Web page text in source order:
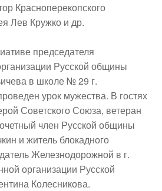
Красноперекопского
Лев Кружко и др.
председателя
Русской общины
в школе № 29 г.
урок мужества. В гостях
Советского Союза, ветеран
член Русской общины
и житель блокадного
Железнодорожной в г.
организации Русской
Колесникова.